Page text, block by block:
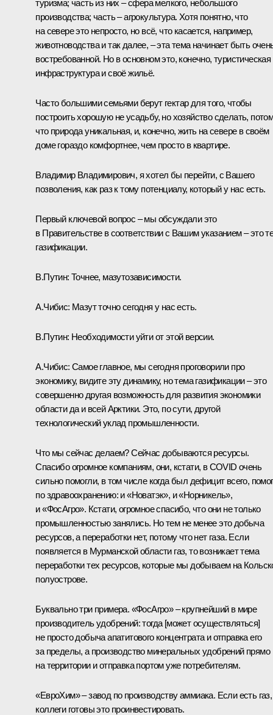
туризма; часть из них – сфера мелкого, небольшого
производства; часть – агрокультура. Хотя понятно, что
на севере это непросто, но всё, что касается, например,
животноводства и так далее, – эта тема начинает быть
востребованной. Но в основном это, конечно, туристическая
инфраструктура и своё жильё.
Часто большими семьями берут гектар для того, чтобы
построить хорошую не усадьбу, но хозяйство сделать,
что природа уникальная, и, конечно, жить на севере в своём
доме гораздо комфортнее, чем просто в квартире.
Владимир Владимирович, я хотел бы перейти, с Вашего
позволения, как раз к тому потенциалу, который у нас есть.
Первый ключевой вопрос – мы обсуждали это
в Правительстве в соответствии с Вашим указанием – это
газификации.
В.Путин: Точнее, мазутозависимости.
А.Чибис: Мазут точно сегодня у нас есть.
В.Путин: Необходимости уйти от этой версии.
А.Чибис: Самое главное, мы сегодня проговорили про
экономику, видите эту динамику, но тема газификации – это
совершенно другая возможность для развития экономики
области да и всей Арктики. Это, по сути, другой
технологический уклад промышленности.
Что мы сейчас делаем? Сейчас добываются ресурсы.
Спасибо огромное компаниям, они, кстати, в COVID очень
сильно помогли, в том числе когда был дефицит всего,
по здравоохранению: и «Новатэк», и «Норникель»,
и «ФосАгро». Кстати, огромное спасибо, что они не только
промышленностью занялись. Но тем не менее это добыча
ресурсов, а переработки нет, потому что нет газа. Если
появляется в Мурманской области газ, то возникает тема
переработки тех ресурсов, которые мы добываем на
полуострове.
Буквально три примера. «ФосАгро» – крупнейший в мире
производитель удобрений: тогда [может осуществляться]
не просто добыча апатитового концентрата и отправка его
за пределы, а производство минеральных удобрений прямо
на территории и отправка портом уже потребителям.
«ЕвроХим» – завод по производству аммиака. Если есть газ,
коллеги готовы это проинвестировать.